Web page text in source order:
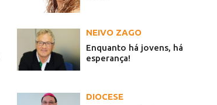
NEIVO ZAGO
Enquanto há jovens, há
esperança!
DIOCESE